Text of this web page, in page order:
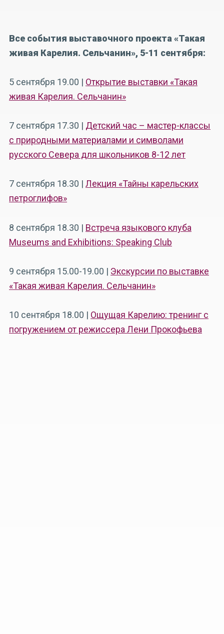
Все события выставочного проекта «Такая
живая Карелия. Сельчанин», 5-11 сентября:
5 сентября 19.00 | Открытие выставки «Такая
живая Карелия. Сельчанин»
7 сентября 17.30 | Детский час – мастер-классы
с природными материалами и символами
русского Севера для школьников 8-12 лет
7 сентября 18.30 | Лекция «Тайны карельских
петроглифов»
8 сентября 18.30 | Встреча языкового клуба
Museums and Exhibitions: Speaking Club
9 сентября 15.00-19.00 | Экскурсии по выставке
«Такая живая Карелия. Сельчанин»
10 сентября 18.00 | Ощущая Карелию: тренинг с
погружением от режиссера Лени Прокофьева